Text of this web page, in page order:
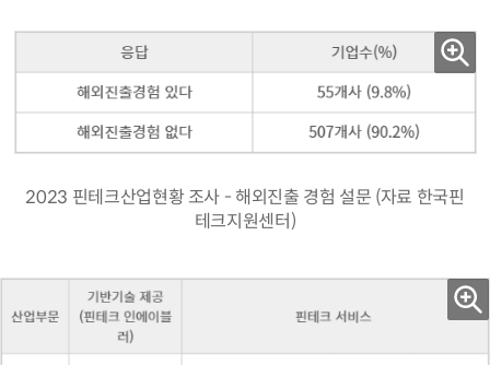
2023 핀테크산업현황 조사 - 해외진출 경험 설문 (자료 한국핀
테크지원센터)